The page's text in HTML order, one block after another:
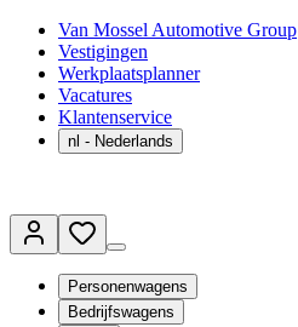
Van Mossel Automotive Group
Vestigingen
Werkplaatsplanner
Vacatures
Klantenservice
nl - Nederlands
Personenwagens
Bedrijfswagens